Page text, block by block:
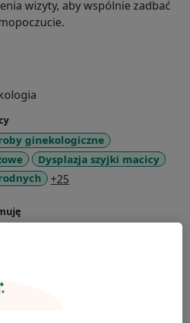
wizyty, aby wspólnie zadbać
ginekologiczne
Dysplazja szyjki macicy
+25
lokalizacje (2)